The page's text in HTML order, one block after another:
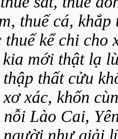
thuế cá,
thuế kể chi cho
kia mới thật lạ
thất cửu
xác, khốn
Lào Cai,
người như giải